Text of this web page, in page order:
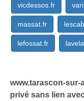
vicdessos.fr
massat.fr
lefossat.fr
www.tarascon-sur-
privé sans lien